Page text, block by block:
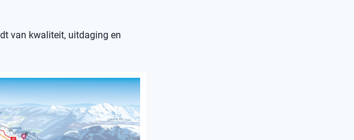
van kwaliteit, uitdaging en